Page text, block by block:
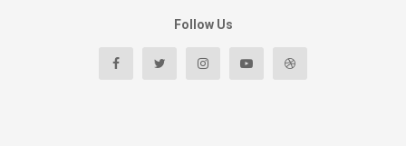
Follow Us